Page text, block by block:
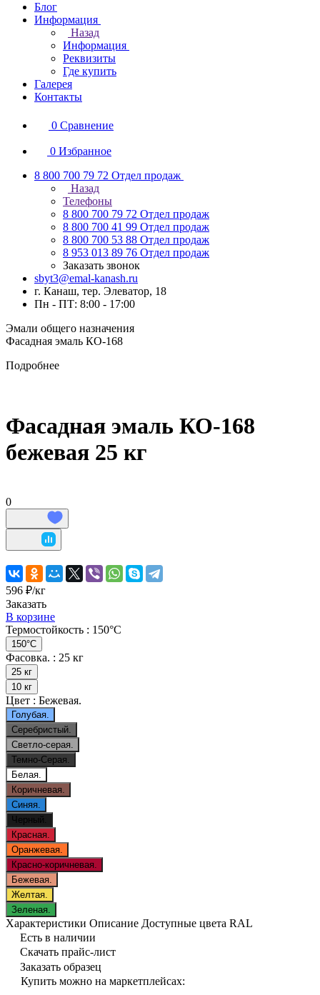
Блог
Информация
Назад
Информация
Реквизиты
Где купить
Галерея
Контакты
0 Сравнение
0 Избранное
8 800 700 79 72 Отдел продаж
Назад
Телефоны
8 800 700 79 72 Отдел продаж
8 800 700 41 99 Отдел продаж
8 800 700 53 88 Отдел продаж
8 953 013 89 76 Отдел продаж
Заказать звонок
sbyt3@emal-kanash.ru
г. Канаш, тер. Элеватор, 18
Пн - ПТ: 8:00 - 17:00
Эмали общего назначения
Фасадная эмаль КО-168
Подробнее
Фасадная эмаль КО-168
бежевая 25 кг
0
596 ₽/кг
Заказать
В корзине
Термостойкость : 150°C
150°C
Фасовка. : 25 кг
25 кг
10 кг
Цвет : Бежевая.
Голубая.
Серебристый.
Светло-серая.
Темно-Серая.
Белая.
Коричневая.
Синяя.
Черный.
Красная.
Оранжевая.
Красно-коричневая.
Бежевая.
Желтая.
Зеленая.
Характеристики Описание Доступные цвета RAL
Есть в наличии
Скачать прайс-лист
Заказать образец
Купить можно на маркетплейсах: